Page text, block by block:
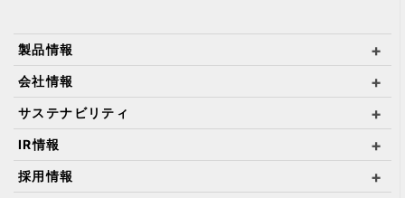
製品情報
会社情報
サステナビリティ
IR情報
採用情報